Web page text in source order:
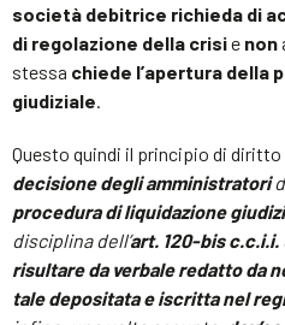
società debitrice richieda di
di regolazione della crisie non
stessa chiede l’apertura della
giudiziale.
Questo quindi il principio di diritto
decisione degli amministratori
procedura di liquidazione
disciplina dell’art. 120-bis c.c.i.i.
risultare da verbale redatto da
tale depositata e iscritta nel